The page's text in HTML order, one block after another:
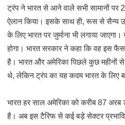
ट्रंप ने भारत से आने वाले सभी सामानों पर
ऐलान किया। इसके साथ ही, रूस से सैन्य
के लिए भारत पर जुर्माना भी लगाया
होगा। भारत सरकार ने कहा कि वह इस
है। भारत और अमेरिका पिछले कुछ महीनों से
थे, लेकिन ट्रंप का यह कदम भारत के लिए
भारत हर साल अमेरिका को करीब 87 अरब
है। अब इस टैरिफ से कई बड़े सेक्टर